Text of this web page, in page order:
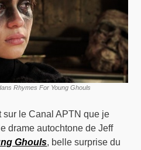
Rhymes For Young Ghouls
sur le Canal APTN que je
drame autochtone de Jeff
Ghouls, belle surprise du